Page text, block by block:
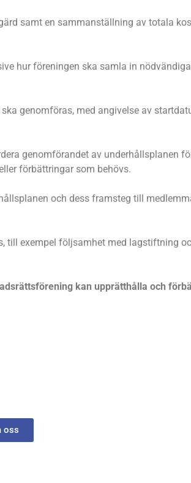
samt en sammanställning av totala
hur föreningen ska samla in
genomföras, med angivelse av
genomförandet av underhållsplanen
förbättringar som behövs.
och dess framsteg till
till exempel följsamhet med lagstiftning
kan upprätthålla och
oss